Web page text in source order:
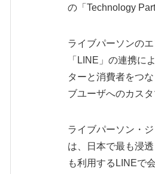
の「Technology
ライブパーソンの
「LINE」の連携に
ターと消費者をつ
ブユーザへのカス
ライブパーソン・
は、日本で最も浸
も利用するLINEで